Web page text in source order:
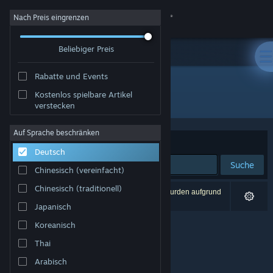
Anmelden
Info
Support
Sprache ändern
Steam-Mobile-App herunterladen
Desktopversion anzeigen
Nach Preis eingrenzen
Beliebiger Preis
Rabatte und Events
Kostenlos spielbare Artikel
verstecken
Auf Sprache beschränken
Deutsch
Chinesisch (vereinfacht)
Chinesisch (traditionell)
Japanisch
Koreanisch
Thai
Arabisch
Publisher: Psychoclast Software
Sortieren nach Relevanz
Suche
0 Ergebnisse entsprechen Ihrer Suche. 2 Titel wurden aufgrund
Ihrer Einstellungen ausgeschlossen.